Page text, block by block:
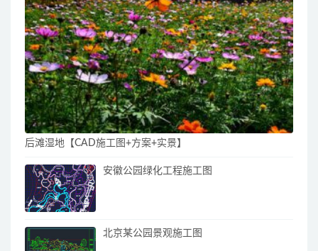
后滩湿地【CAD施工图+方案+实景】
安徽公园绿化工程施工图
北京某公园景观施工图